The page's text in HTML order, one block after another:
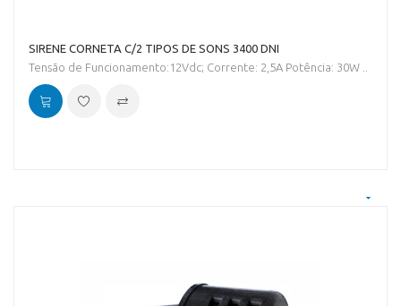
SIRENE CORNETA C/2 TIPOS DE SONS 3400 DNI
Tensão de Funcionamento:12Vdc; Corrente: 2,5A Potência: 30W ..